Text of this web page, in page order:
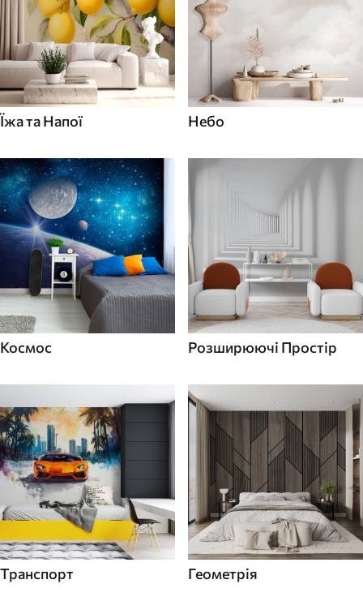
Їжа та Напої Небо
Космос Розширюючі Простір
Транспорт Геометрія